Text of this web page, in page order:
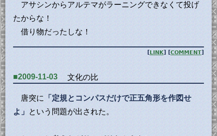
アサシンからアルテマがラーニングできなくて投げ
たからな！
借り物だったしな！
[LINK ] [COMMENT]
■2009-11-03 文化の比
唐突に
「定規とコンパスだけで正五角形を作図せ
よ」 という問題が出された。